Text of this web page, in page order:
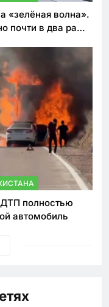
«зелёная волна».
почти в два раза
полностью
автомобиль